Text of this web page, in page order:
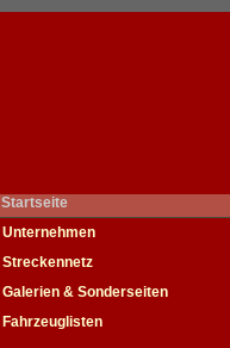
Startseite
Unternehmen
Streckennetz
Galerien & Sonderseiten
Fahrzeuglisten